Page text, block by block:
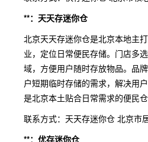
**：天天存迷你仓
北京天天存迷你仓是北京本地主
业，定位日常便民存储。门店多
域，方便用户随时存放物品。品
户短期临时存储的需求，解决用
是北京本土贴合日常需求的便民仓
联系方式：天天存迷你仓 北京市
**：优存迷你仓